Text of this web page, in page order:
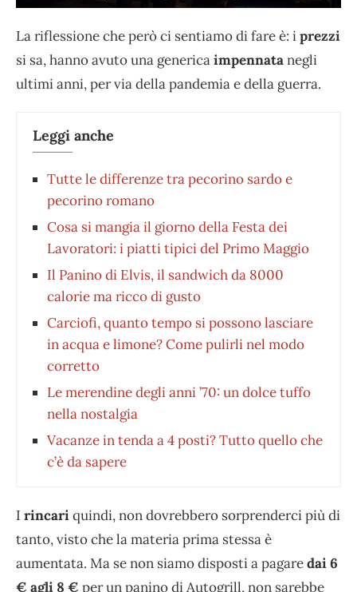
La riflessione che però ci sentiamo di fare è: iprezzi
si sa, hanno avuto una genericaimpennatanegli
ultimi anni, per via della pandemia e della guerra.
Leggi anche
Tutte le differenze tra pecorino sardo e
pecorino romano
Cosa si mangia il giorno della Festa dei
Lavoratori: i piatti tipici del Primo Maggio
Il Panino di Elvis, il sandwich da 8000
calorie ma ricco di gusto
Carciofi, quanto tempo si possono lasciare
in acqua e limone? Come pulirli nel modo
corretto
Le merendine degli anni ’70: un dolce tuffo
nella nostalgia
Vacanze in tenda a 4 posti? Tutto quello che
c’è da sapere
I rincariquindi, non dovrebbero sorprenderci più di
tanto, visto che la materia prima stessa è
aumentata. Ma se non siamo disposti a pagaredai 6
€ agli 8 € per un panino di Autogrill, non sarebbe